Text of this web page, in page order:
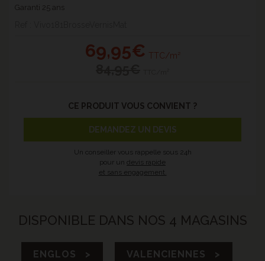
Garanti 25 ans
69,95€ TTC/m²
CE PRODUIT VOUS CONVIENT ?
DEMANDEZ UN DEVIS
Un conseiller vous rappelle sous 24h
pour un devis rapide
et sans engagement.
DISPONIBLE DANS NOS 4 MAGASINS
ENGLOS > VALENCIENNES >